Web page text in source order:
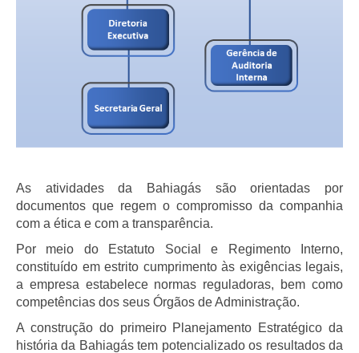
As atividades da Bahiagás são orientadas por
documentos que regem o compromisso da companhia
com a ética e com a transparência.
Por meio do Estatuto Social e Regimento Interno,
constituído em estrito cumprimento às exigências legais,
a empresa estabelece normas reguladoras, bem como
competências dos seus Órgãos de Administração.
A construção do primeiro Planejamento Estratégico da
história da Bahiagás tem potencializado os resultados da